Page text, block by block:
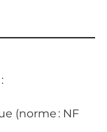
(norme : NF